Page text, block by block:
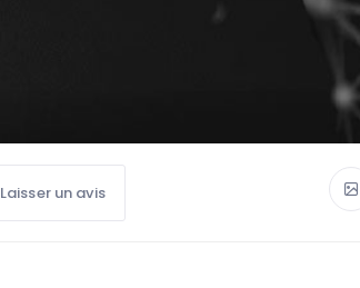
Laisser un avis